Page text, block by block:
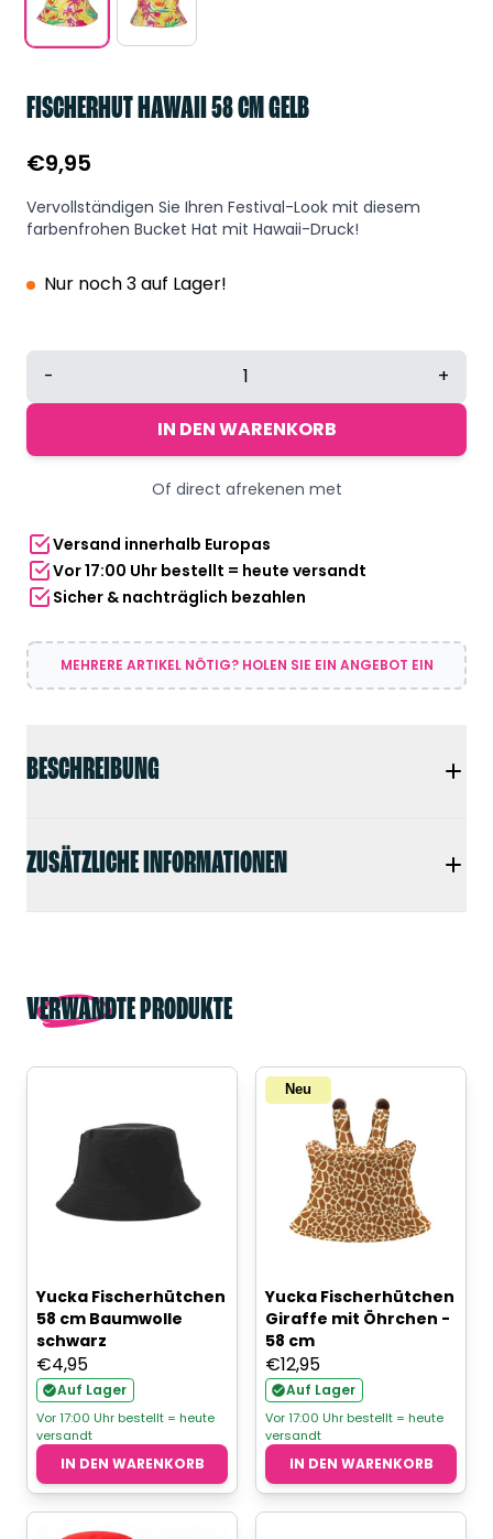
BESCHREIBUNG
ZUSÄTZLICHE INFORMATIONEN
FISCHERHUT HAWAII 58 CM GELB
€9,95
Vervollständigen Sie Ihren Festival-Look mit diesem
farbenfrohen Bucket Hat mit Hawaii-Druck!
Nur noch 3 auf Lager!
Fischerhut
58
- +
IN DEN WARENKORB
Of direct afrekenen met
Versand innerhalb Europas
Vor 17:00 Uhr bestellt = heute versandt
Sicher & nachträglich bezahlen
MEHRERE ARTIKEL NÖTIG? HOLEN SIE EIN ANGEBOT EIN
VERWANDTE PRODUKTE
Yucka Fischerhütchen
58 cm Baumwolle
schwarz
€4,95
Auf Lager
Vor 17:00 Uhr bestellt = heute
versandt
IN DEN WARENKORB
Neu
Yucka Fischerhütchen
Giraffe mit Öhrchen -
58 cm
€12,95
Auf Lager
Vor 17:00 Uhr bestellt = heute
versandt
IN DEN WARENKORB